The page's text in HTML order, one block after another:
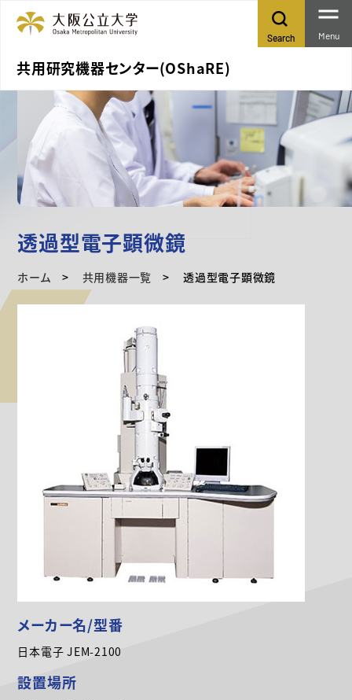
共用研究機器センター(OShaRE)
Search Menu
透過型電子顕微鏡
ホーム 共用機器一覧 透過型電子顕微鏡
メーカー名/型番
日本電子 JEM-2100
設置場所